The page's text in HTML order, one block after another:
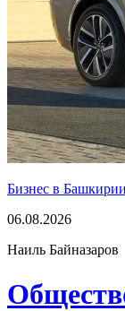
Бизнес в
06.08.2026
Наиль Байназаров